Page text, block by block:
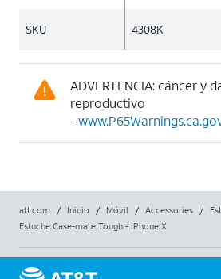
SKU 4308K
ADVERTENCIA: cáncer y
reproductivo
-
att.com / Inicio / Móvil / Accessories /
Estuche Case-mate Tough - iPhone X